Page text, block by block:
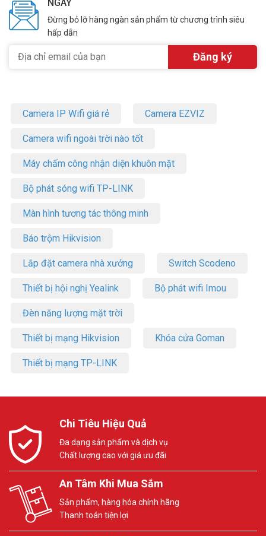
tốt nhất.
NGÀY
Đừng bỏ lỡ hàng ngàn sản phẩm từ chương trình siêu
hấp dẫn
Camera IP Wifi giá rẻ Camera EZVIZ
Camera wifi ngoài trời nào tốt
Máy chấm công nhận diện khuôn mặt
Bộ phát sóng wifi TP-LINK
Màn hình tương tác thông minh
Báo trộm Hikvision
Lắp đặt camera nhà xưởng Switch Scodeno
Thiết bị hội nghị Yealink Bộ phát wifi Imou
Đèn năng lượng mặt trời
Thiết bị mạng Hikvision Khóa cửa Goman
Thiết bị mạng TP-LINK
Chi Tiêu Hiệu Quả
Đa dạng sản phẩm và dịch vụ
Chất lượng cao với giá ưu đãi
An Tâm Khi Mua Sắm
Sản phẩm, hàng hóa chính hãng
Thanh toán tiện lợi